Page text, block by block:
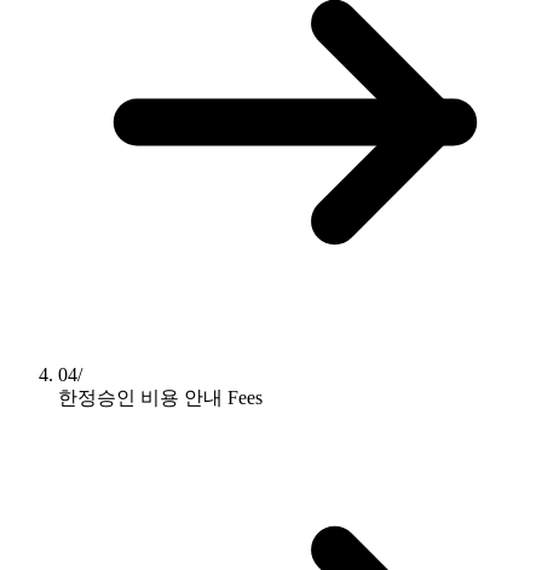
04/
한정승인 비용 안내 Fees